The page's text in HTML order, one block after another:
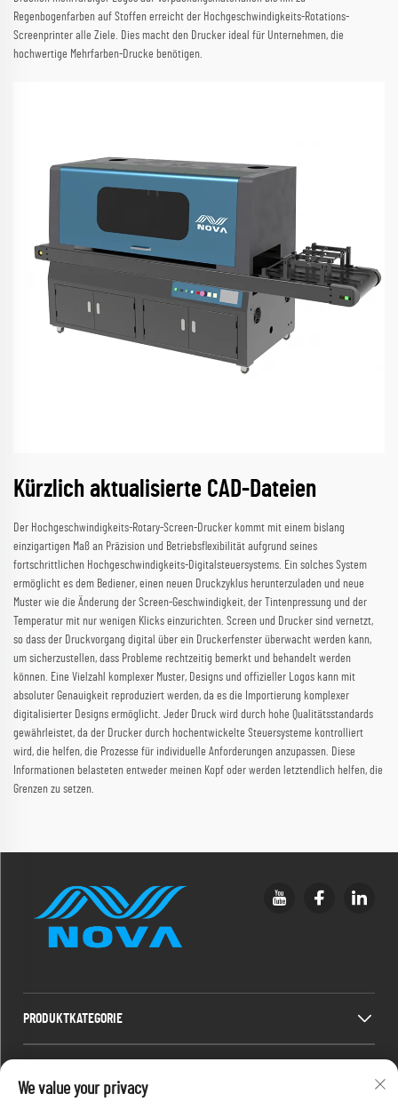
Regenbogenfarben auf Stoffen erreicht der Hochgeschwindigkeits-Rotations-
Screenprinter alle Ziele. Dies macht den Drucker ideal für Unternehmen, die
hochwertige Mehrfarben-Drucke benötigen.
Kürzlich aktualisierte CAD-Dateien
Der Hochgeschwindigkeits-Rotary-Screen-Drucker kommt mit einem bislang
einzigartigen Maß an Präzision und Betriebsflexibilität aufgrund seines
fortschrittlichen Hochgeschwindigkeits-Digitalsteuersystems. Ein solches System
ermöglicht es dem Bediener, einen neuen Druckzyklus herunterzuladen und neue
Muster wie die Änderung der Screen-Geschwindigkeit, der Tintenpressung und der
Temperatur mit nur wenigen Klicks einzurichten. Screen und Drucker sind vernetzt,
so dass der Druckvorgang digital über ein Druckerfenster überwacht werden kann,
um sicherzustellen, dass Probleme rechtzeitig bemerkt und behandelt werden
können. Eine Vielzahl komplexer Muster, Designs und offizieller Logos kann mit
absoluter Genauigkeit reproduziert werden, da es die Importierung komplexer
digitalisierter Designs ermöglicht. Jeder Druck wird durch hohe Qualitätsstandards
gewährleistet, da der Drucker durch hochentwickelte Steuersysteme kontrolliert
wird, die helfen, die Prozesse für individuelle Anforderungen anzupassen. Diese
Informationen belasteten entweder meinen Kopf oder werden letztendlich helfen, die
Grenzen zu setzen.
PRODUKTKATEGORIE
We value your privacy